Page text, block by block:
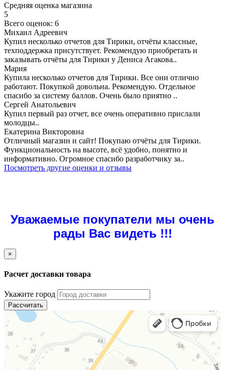
Средняя оценка магазина
5
Всего оценок: 6
Михаил Адреевич
Купил несколько отчетов для Тирики, отчёты классные,
техподдержка присутствует. Рекомендую приобретать и
заказывать отчёты для Тирики у Дениса Агакова..
Мария
Купила несколько отчетов для Тирики. Все они отлично
работают. Покупкой довольна. Рекомендую. Отдельное
спасибо за систему баллов. Очень было приятно ..
Сергей Анатольевич
Купил первый раз отчет, все очень оперативно прислали
молодцы..
Екатерина Викторовна
Отличный магазин и сайт! Покупаю отчёты для Тирики.
Функциональность на высоте, всё удобно, понятно и
информативно. Огромное спасибо разработчику за..
Посмотреть другие оценки и отзывы
Уважаемые покупатели мы очень
рады Вас видеть !!!
×
Расчет доставки товара
Укажите город
Рассчитать